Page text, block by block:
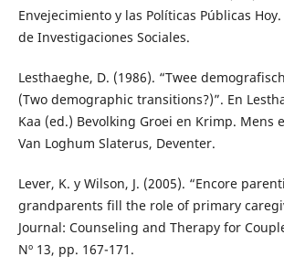
Envejecimiento y las Políticas Públicas
de Investigaciones Sociales.
Lesthaeghe, D. (1986). “Twee
(Two demographic transitions?)”. En
Kaa (ed.) Bevolking Groei en Krimp. Mens
Van Loghum Slaterus, Deventer.
Lever, K. y Wilson, J. (2005). “Encore
grandparents fill the role of primary
Journal: Counseling and Therapy for
Nº 13, pp. 167-171.